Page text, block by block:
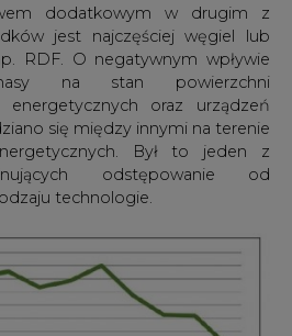
dodatkowym w drugim z
jest najczęściej węgiel lub
RDF. O negatywnym wpływie
na stan powierzchni
energetycznych oraz urządzeń
się między innymi na terenie
Był to jeden z
odstępowanie od
technologie.